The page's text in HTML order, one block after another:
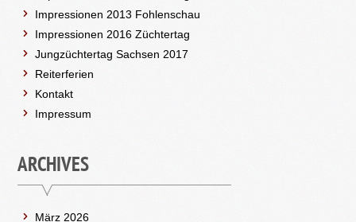
Impressionen 2013 Fohlenschau
Impressionen 2016 Züchtertag
Jungzüchtertag Sachsen 2017
Reiterferien
Kontakt
Impressum
ARCHIVES
März 2026